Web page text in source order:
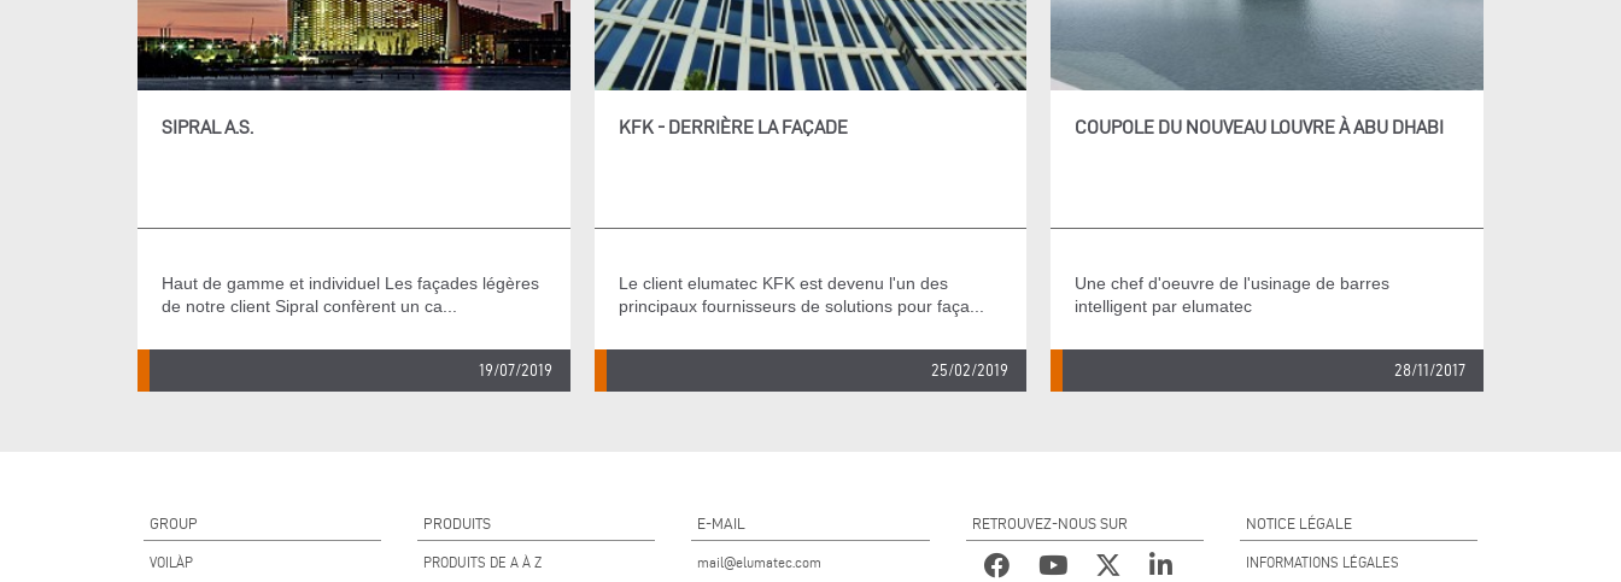
SIPRAL A.S.
Haut de gamme et individuel Les façades légères
de notre client Sipral confèrent un ca...
19/07/2019
KFK - DERRIÈRE LA FAÇADE
Le client elumatec KFK est devenu l'un des
principaux fournisseurs de solutions pour faça...
25/02/2019
COUPOLE DU NOUVEAU LOUVRE À ABU DHABI
Une chef d'oeuvre de l'usinage de barres
intelligent par elumatec
28/11/2017
GROUP
VOILÀP
PRODUITS
PRODUITS DE A À Z
E-MAIL
mail@elumatec.com
RETROUVEZ-NOUS SUR NOTICE LÉGALE
INFORMATIONS LÉGALES